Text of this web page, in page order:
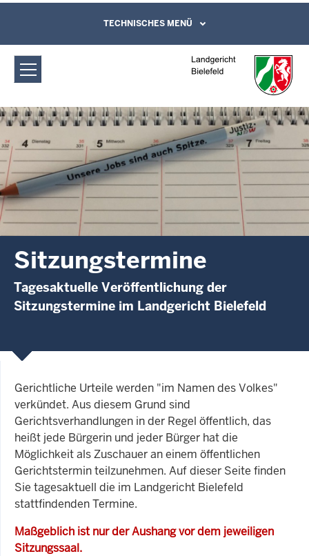
Landgericht Bielefeld: Sitzungstermine
Direkt zum Inhalt
Leichte Sprache, Gebärdensprachenvideo
und Kontaktformular
TECHNISCHES MENÜ
Sitzungstermine
Tagesaktuelle Veröffentlichung der
Sitzungstermine im Landgericht Bielefeld
Gerichtliche Urteile werden "im Namen des Volkes"
verkündet. Aus diesem Grund sind
Gerichtsverhandlungen in der Regel öffentlich, das
heißt jede Bürgerin und jeder Bürger hat die
Möglichkeit als Zuschauer an einem öffentlichen
Gerichtstermin teilzunehmen. Auf dieser Seite finden
Sie tagesaktuell die im Landgericht Bielefeld
stattfindenden Termine.
Maßgeblich ist nur der Aushang vor dem jeweiligen
Sitzungssaal.